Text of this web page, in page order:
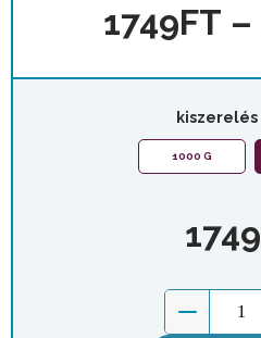
1749FT –
kiszerelés
1000 G
1749